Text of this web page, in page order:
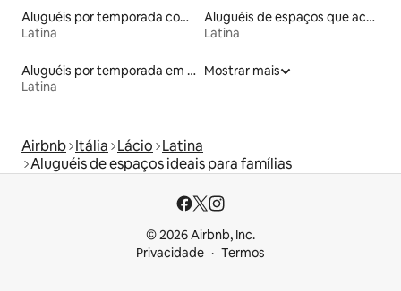
Aluguéis por temporada com banheira de hidromassagem
Latina
Aluguéis de espaços que aceitam animais de estimação
Latina
Aluguéis por temporada em hotéis-fazenda
Latina
Mostrar mais
Airbnb Itália Lácio Latina
Aluguéis de espaços ideais para famílias
© 2026 Airbnb, Inc.
Privacidade
Termos